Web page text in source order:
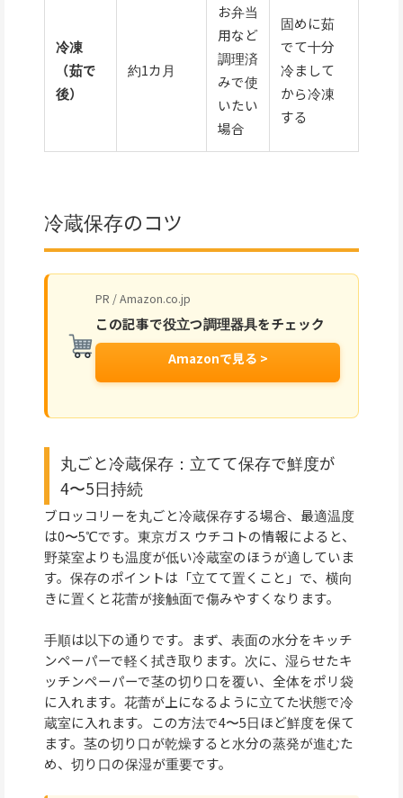
冷凍
（茹で
後）
約1カ月
お弁当
用など
調理済
みで使
いたい
場合
固めに茹
でて十分
冷まして
から冷凍
する
冷蔵保存のコツ
PR / Amazon.co.jp
この記事で役立つ調理器具をチェック
Amazonで見る >
丸ごと冷蔵保存：立てて保存で鮮度が
4〜5日持続
ブロッコリーを丸ごと冷蔵保存する場合、最適温度
は0〜5℃です。東京ガス ウチコトの情報によると、
野菜室よりも温度が低い冷蔵室のほうが適していま
す。保存のポイントは「立てて置くこと」で、横向
きに置くと花蕾が接触面で傷みやすくなります。
手順は以下の通りです。まず、表面の水分をキッチ
ンペーパーで軽く拭き取ります。次に、湿らせたキ
ッチンペーパーで茎の切り口を覆い、全体をポリ袋
に入れます。花蕾が上になるように立てた状態で冷
蔵室に入れます。この方法で4〜5日ほど鮮度を保て
ます。茎の切り口が乾燥すると水分の蒸発が進むた
め、切り口の保湿が重要です。